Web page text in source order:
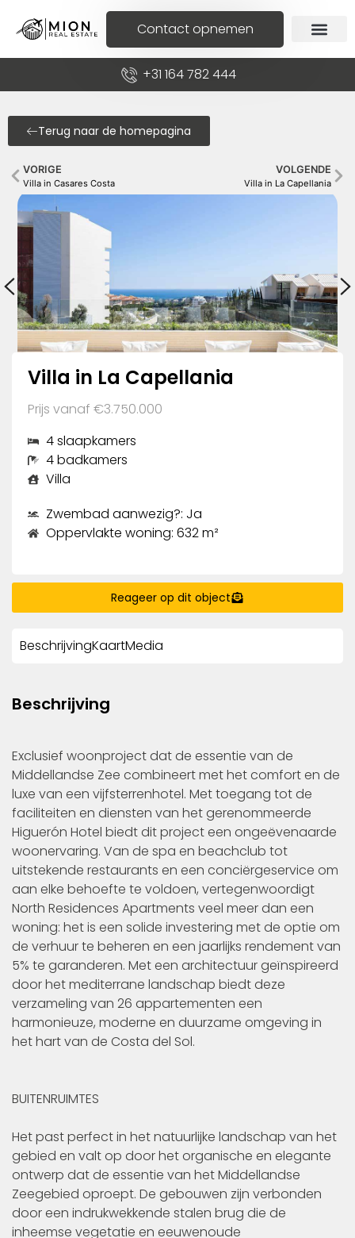
Contact opnemen
+31 164 782 444
Terug naar de homepagina
VORIGE
Villa in Casares Costa
VOLGENDE
Villa in La Capellania
Villa in La Capellania
Prijs vanaf €3.750.000
4 slaapkamers
4 badkamers
Villa
Zwembad aanwezig?: Ja
Oppervlakte woning: 632 m²
Reageer op dit object
BeschrijvingKaartMedia
Beschrijving
Exclusief woonproject dat de essentie van de
Middellandse Zee combineert met het comfort en de
luxe van een vijfsterrenhotel. Met toegang tot de
faciliteiten en diensten van het gerenommeerde
Higuerón Hotel biedt dit project een ongeëvenaarde
woonervaring. Van de spa en beachclub tot
uitstekende restaurants en een conciërgeservice om
aan elke behoefte te voldoen, vertegenwoordigt
North Residences Apartments veel meer dan een
woning: het is een solide investering met de optie om
de verhuur te beheren en een jaarlijks rendement van
5% te garanderen. Met een architectuur geïnspireerd
door het mediterrane landschap biedt deze
verzameling van 26 appartementen een
harmonieuze, moderne en duurzame omgeving in
het hart van de Costa del Sol.
BUITENRUIMTES
Het past perfect in het natuurlijke landschap van het
gebied en valt op door het organische en elegante
ontwerp dat de essentie van het Middellandse
Zeegebied oproept. De gebouwen zijn verbonden
door een indrukwekkende stalen brug die de
inheemse vegetatie en eeuwenoude